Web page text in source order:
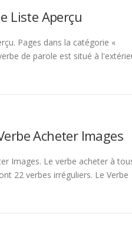
Liste Aperçu
Pages dans la catégorie «
de parole est situé à
Acheter Images
Images. Le verbe acheter à
22 verbes irréguliers. Le Verbe